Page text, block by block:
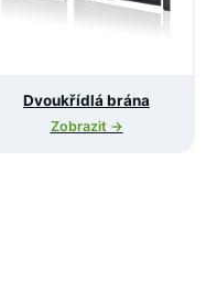
Dvoukřídlá brána
Zobrazit →